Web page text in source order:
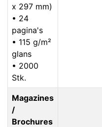
x 297 mm)
• 24
pagina's
• 115 g/m²
glans
• 2000
Stk.
Magazines
/
Brochures